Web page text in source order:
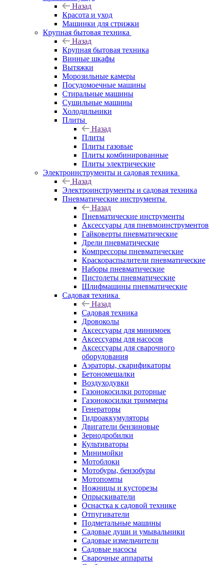
Назад
Красота и уход
Машинки для стрижки
Крупная бытовая техника
Назад
Крупная бытовая техника
Винные шкафы
Вытяжки
Морозильные камеры
Посудомоечные машины
Стиральные машины
Сушильные машины
Холодильники
Плиты
Назад
Плиты
Плиты газовые
Плиты комбинированные
Плиты электрические
Электроинструменты и садовая техника
Назад
Электроинструменты и садовая техника
Пневматические инструменты
Назад
Пневматические инструменты
Аксессуары для пневмоинструментов
Гайковерты пневматические
Дрели пневматические
Компрессоры пневматические
Краскораспылители пневматические
Наборы пневматические
Пистолеты пневматические
Шлифмашины пневматические
Садовая техника
Назад
Садовая техника
Дровоколы
Аксессуары для минимоек
Аксессуары для насосов
Аксессуары для сварочного
оборудования
Аэраторы, скарификаторы
Бетономешалки
Воздуходувки
Газонокосилки роторные
Газонокосилки триммеры
Генераторы
Гидроаккумуляторы
Двигатели бензиновые
Зернодробилки
Культиваторы
Минимойки
Мотоблоки
Мотобуры, бензобуры
Мотопомпы
Ножницы и кусторезы
Опрыскиватели
Оснастка к садовой технике
Отпугиватели
Подметальные машины
Садовые души и умывальники
Садовые измельчители
Садовые насосы
Сварочные аппараты